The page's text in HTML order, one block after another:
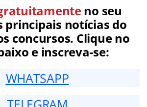
no seu
principais notícias do
concursos. Clique no
e inscreva-se:
WHATSAPP